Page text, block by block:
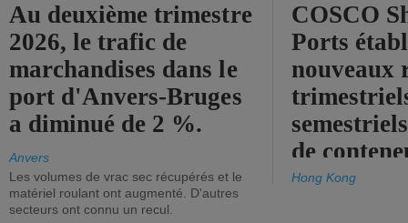
Au deuxième trimestre
2026, le trafic de
marchandises dans le
port d'Anvers-Bruges
a diminué de 2 %.
Anvers
Les volumes de vrac sec récupérés et le
matériel roulant ont augmenté. D'autres
secteurs ont connu un recul.
COSCO
Ports
nouveaux
de
Hong Kong